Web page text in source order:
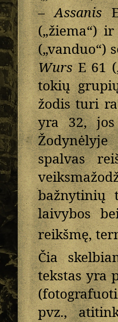
–AssanisE
(„žiema“)
(„vanduo“)
WursE 61
tokių
žodis turi
yra 32, jos
spalvas
bažnytinių
laivybos
reikšmę,
Čia
tekstas yra
pvz.,